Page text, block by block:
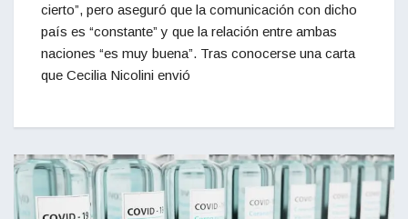
cierto”, pero aseguró que la comunicación con dicho
país es “constante” y que la relación entre ambas
naciones “es muy buena”. Tras conocerse una carta
que Cecilia Nicolini envió